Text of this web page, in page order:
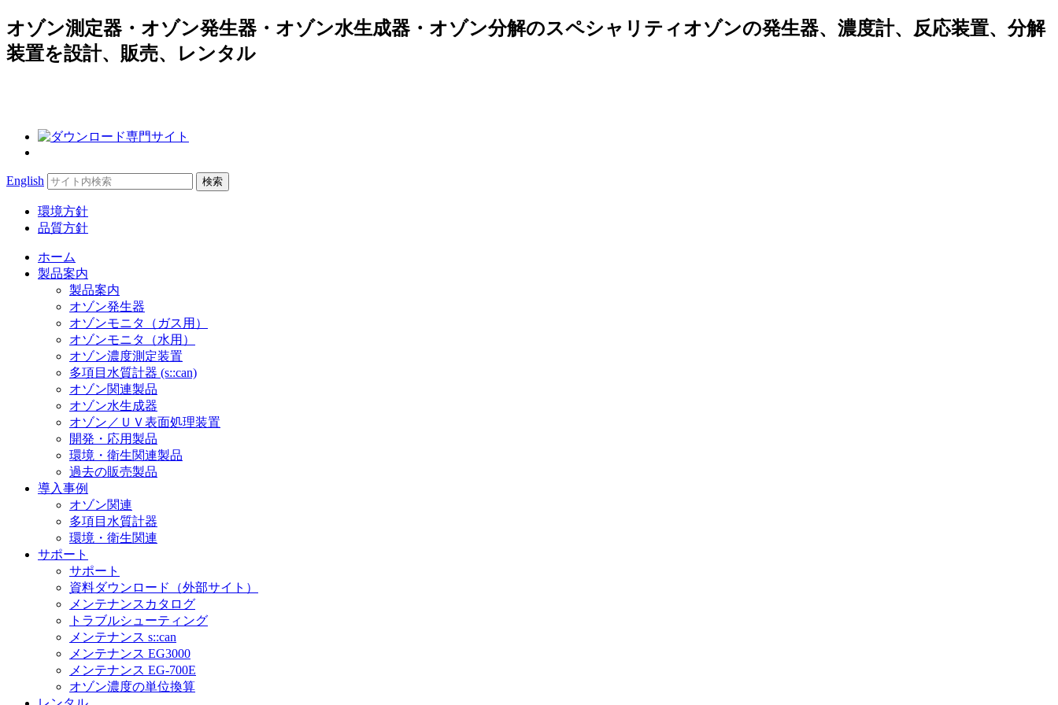
オゾン測定器・オゾン発生器・オゾン水生成器・オゾン分解のスペシャリティオゾンの発生器、濃度計、反応装置、分解
装置を設計、販売、レンタル
English Search
for:
環境方針
品質方針
ホーム
製品案内
製品案内
オゾン発生器
オゾンモニタ（ガス用）
オゾンモニタ（水用）
オゾン濃度測定装置
多項目水質計器 (s::can)
オゾン関連製品
オゾン水生成器
オゾン／ＵＶ表面処理装置
開発・応用製品
環境・衛生関連製品
過去の販売製品
導入事例
オゾン関連
多項目水質計器
環境・衛生関連
サポート
サポート
資料ダウンロード（外部サイト）
メンテナンスカタログ
トラブルシューティング
メンテナンス s::can
メンテナンス EG3000
メンテナンス EG-700E
オゾン濃度の単位換算